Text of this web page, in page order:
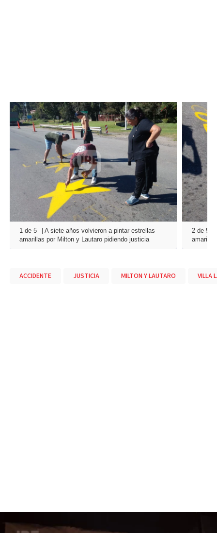
1 de 5
| A siete años volvieron a pintar estrellas
amarillas por Milton y Lautaro pidiendo justicia
2 de 5
ACCIDENTE JUSTICIA MILTON Y LAUTARO VILLA